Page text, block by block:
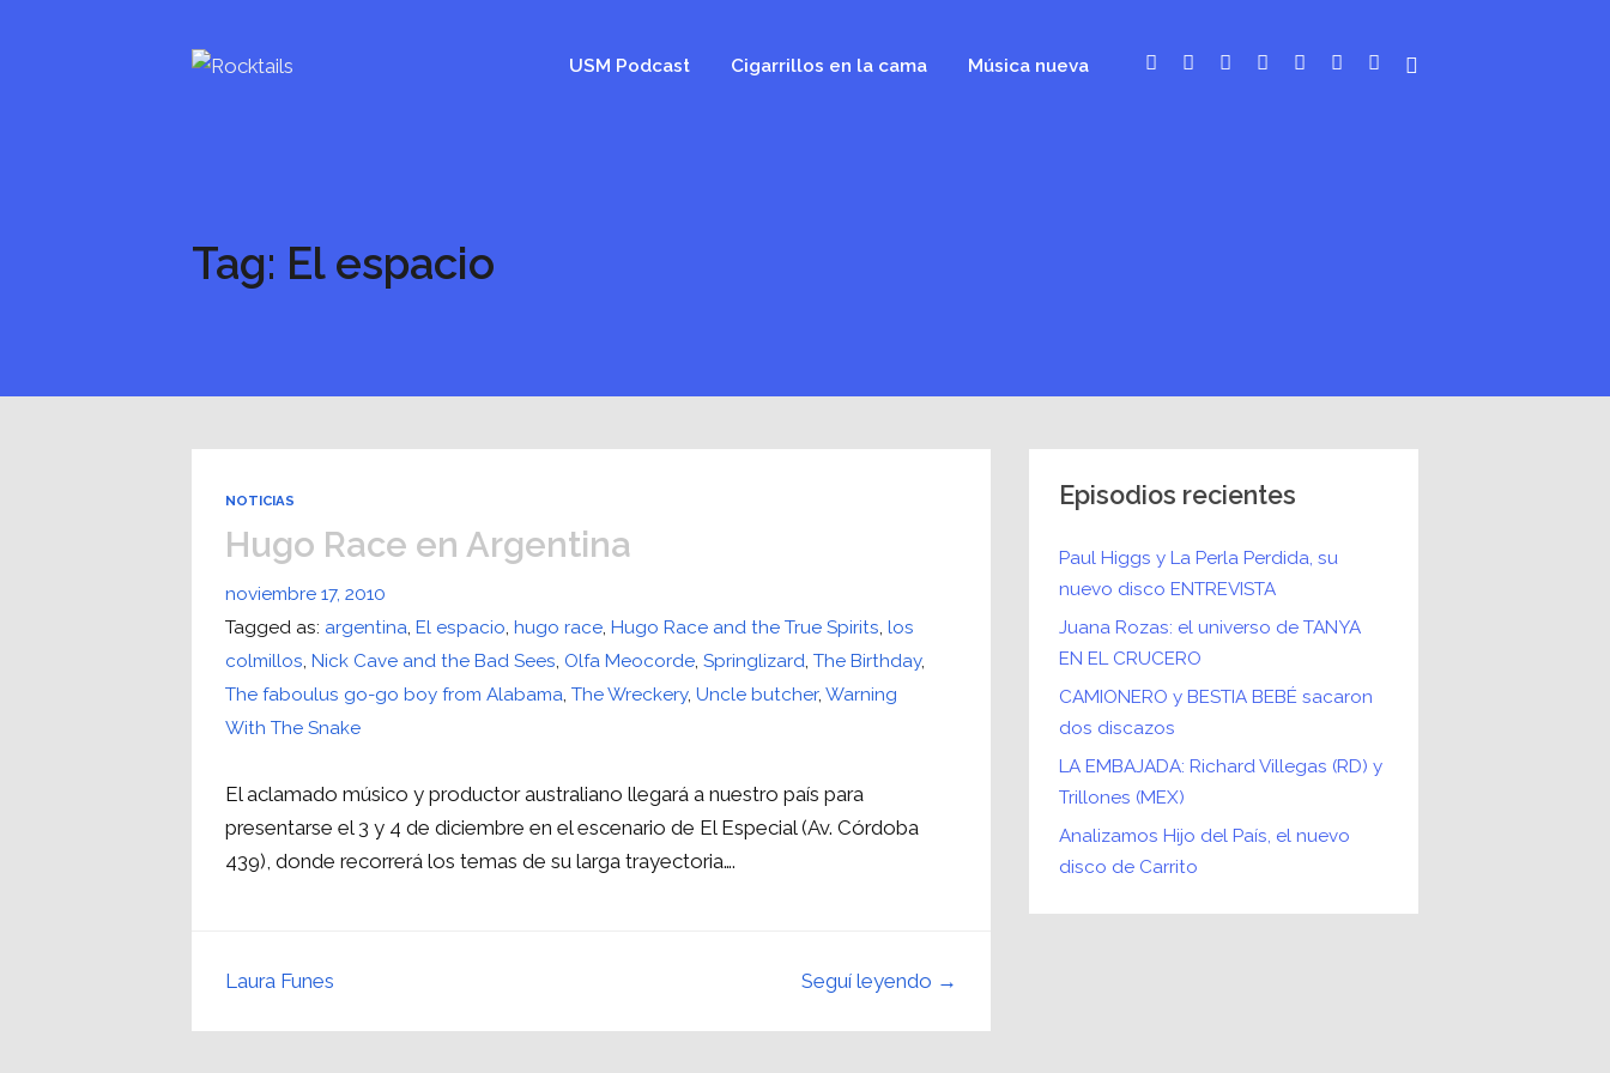
USM Podcast Cigarrillos en la cama Música nueva
Tag: El espacio
NOTICIAS
Hugo Race en Argentina
noviembre 17, 2010
Tagged as: argentina,El espacio,hugo race,Hugo Race and the True Spirits,los
colmillos,Nick Cave and the Bad Sees, Olfa Meocorde,Springlizard,The Birthday,
The faboulus go-go boy from Alabama,The Wreckery,Uncle butcher,Warning
With The Snake
El aclamado músico y productor australiano llegará a nuestro país para
presentarse el 3 y 4 de diciembre en el escenario de El Especial (Av. Córdoba
439), donde recorrerá los temas de su larga trayectoria….
Seguí leyendo →
Laura Funes
Episodios recientes
Paul Higgs y La Perla Perdida, su
nuevo disco ENTREVISTA
Juana Rozas: el universo de TANYA
EN EL CRUCERO
CAMIONERO y BESTIA BEBÉ sacaron
dos discazos
LA EMBAJADA: Richard Villegas (RD) y
Trillones (MEX)
Analizamos Hijo del País, el nuevo
disco de Carrito